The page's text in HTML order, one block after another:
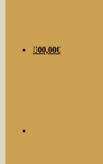
00,00€